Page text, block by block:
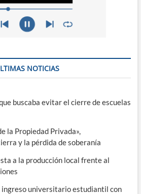
NOTICIAS
buscaba evitar el cierre de escuelas
la Propiedad Privada»,
y la pérdida de soberanía
a la producción local frente al
ingreso universitario estudiantil con